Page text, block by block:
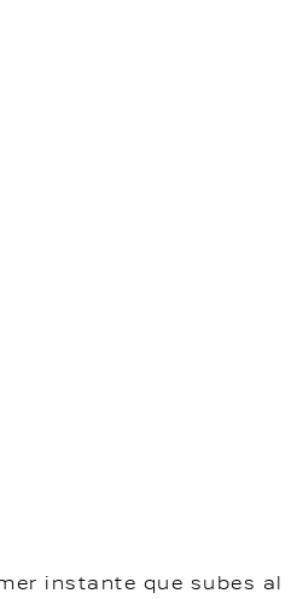
instante que subes al